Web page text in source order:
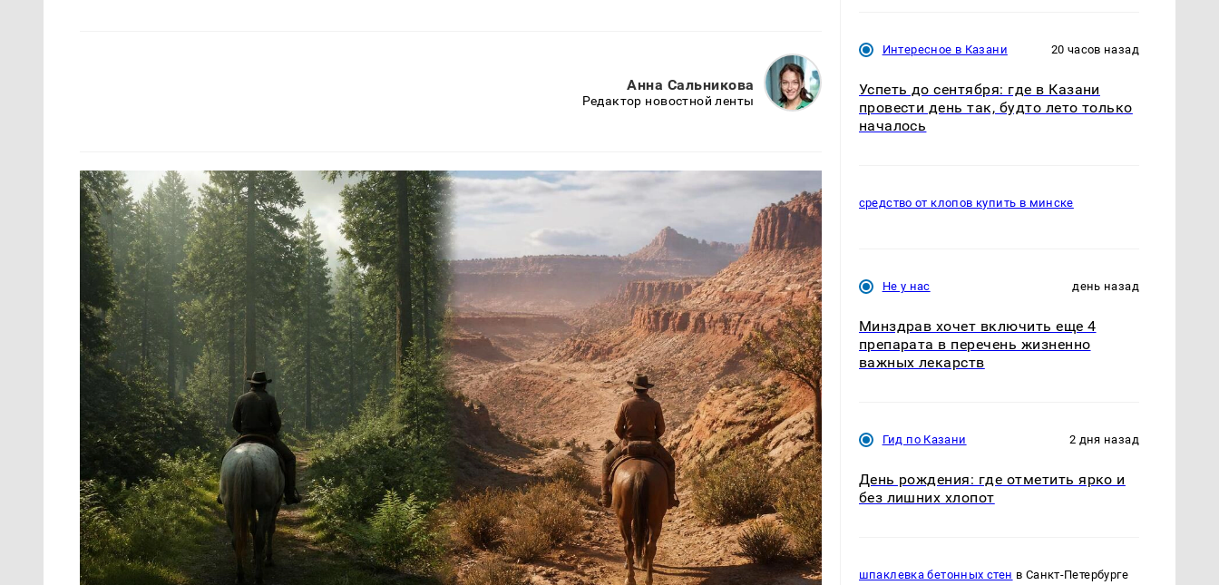
Анна Сальникова
Редактор новостной ленты
Интересное в Казани 20 часов назад
Успеть до сентября: где в Казани
провести день так, будто лето только
началось
средство от клопов купить в минске
Не у нас день назад
Минздрав хочет включить еще 4
препарата в перечень жизненно
важных лекарств
Гид по Казани 2 дня назад
День рождения: где отметить ярко и
без лишних хлопот
шпаклевка бетонных стен в Санкт-Петербурге